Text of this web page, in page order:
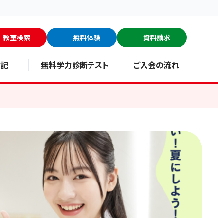
教室検索 無料体験 資料請求
無料学力診断テスト ご入会の流れ